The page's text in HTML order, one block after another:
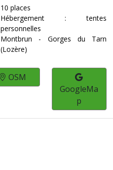
10 places
Hébergement : tentes
personnelles
Montbrun - Gorges du Tarn
(Lozère)
OSM
GoogleMa
p